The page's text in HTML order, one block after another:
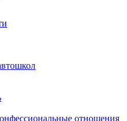
отношения